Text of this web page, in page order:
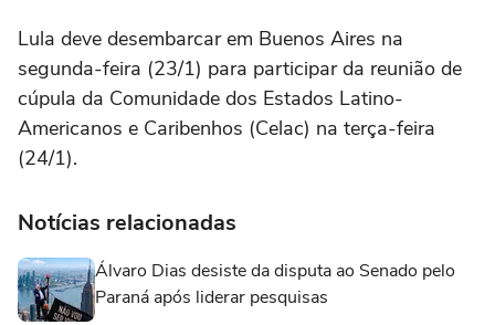
Lula deve desembarcar em Buenos Aires na
segunda-feira (23/1) para participar da reunião de
cúpula da Comunidade dos Estados Latino-
Americanos e Caribenhos (Celac) na terça-feira
(24/1).
Notícias relacionadas
Álvaro Dias desiste da disputa ao Senado pelo
Paraná após liderar pesquisas